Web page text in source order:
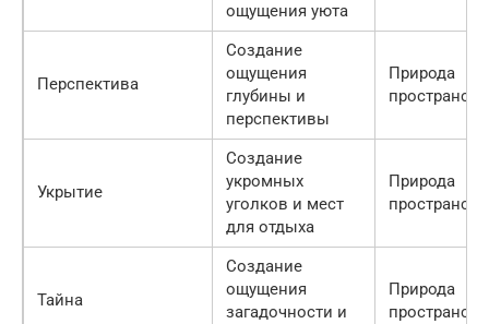
ощущения уюта
Перспектива
Создание
ощущения
глубины и
перспективы
Природа
Укрытие
Создание
укромных
уголков и мест
для отдыха
Природа
Тайна
Создание
ощущения
загадочности и
Природа